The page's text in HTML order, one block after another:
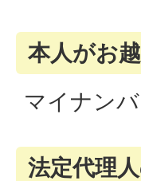
本人がお
マイナン
法定代理